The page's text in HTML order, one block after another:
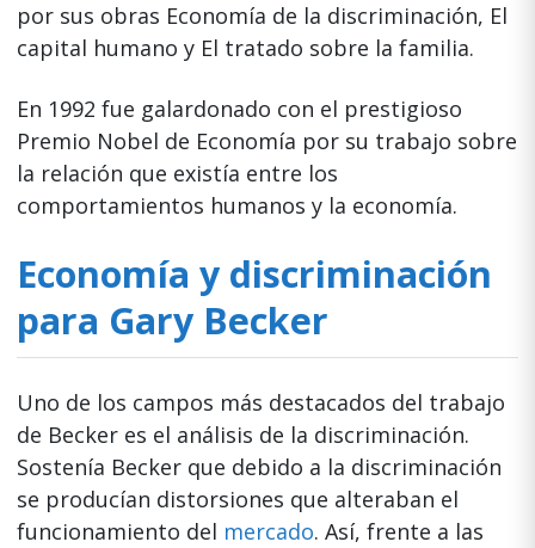
por sus obras Economía de la discriminación, El
capital humano y El tratado sobre la familia.
En 1992 fue galardonado con el prestigioso
Premio Nobel de Economía por su trabajo sobre
la relación que existía entre los
comportamientos humanos y la economía.
Economía y discriminación
para Gary Becker
Uno de los campos más destacados del trabajo
de Becker es el análisis de la discriminación.
Sostenía Becker que debido a la discriminación
se producían distorsiones que alteraban el
funcionamiento del mercado. Así, frente a las